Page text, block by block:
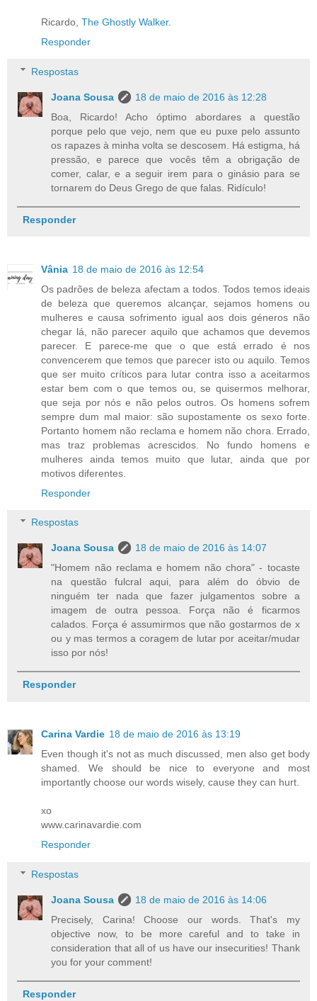
Ricardo, The Ghostly Walker.
Responder
Respostas
Joana Sousa
18 de maio de 2016 às 12:28
Boa, Ricardo! Acho óptimo abordares a questão
porque pelo que vejo, nem que eu puxe pelo assunto
os rapazes à minha volta se descosem. Há estigma, há
pressão, e parece que vocês têm a obrigação de
comer, calar, e a seguir irem para o ginásio para se
tornarem do Deus Grego de que falas. Ridículo!
Responder
Vânia 18 de maio de 2016 às 12:54
Os padrões de beleza afectam a todos. Todos temos ideais
de beleza que queremos alcançar, sejamos homens ou
mulheres e causa sofrimento igual aos dois géneros não
chegar lá, não parecer aquilo que achamos que devemos
parecer. E parece-me que o que está errado é nos
convencerem que temos que parecer isto ou aquilo. Temos
que ser muito críticos para lutar contra isso a aceitarmos
estar bem com o que temos ou, se quisermos melhorar,
que seja por nós e não pelos outros. Os homens sofrem
sempre dum mal maior: são supostamente os sexo forte.
Portanto homem não reclama e homem não chora. Errado,
mas traz problemas acrescidos. No fundo homens e
mulheres ainda temos muito que lutar, ainda que por
motivos diferentes.
Responder
Respostas
Joana Sousa
18 de maio de 2016 às 14:07
"Homem não reclama e homem não chora" - tocaste
na questão fulcral aqui, para além do óbvio de
ninguém ter nada que fazer julgamentos sobre a
imagem de outra pessoa. Força não é ficarmos
calados. Força é assumirmos que não gostarmos de x
ou y mas termos a coragem de lutar por aceitar/mudar
isso por nós!
Responder
Carina Vardie 18 de maio de 2016 às 13:19
Even though it's not as much discussed, men also get body
shamed. We should be nice to everyone and most
importantly choose our words wisely, cause they can hurt.
xo
www.carinavardie.com
Responder
Respostas
Joana Sousa
18 de maio de 2016 às 14:06
Precisely, Carina! Choose our words. That's my
objective now, to be more careful and to take in
consideration that all of us have our insecurities! Thank
you for your comment!
Responder